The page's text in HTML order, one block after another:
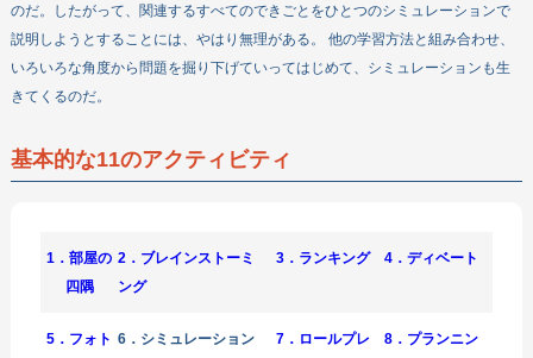
のだ。したがって、関連するすべてのできごとをひとつのシミュレーションで
説明しようとすることには、やはり無理がある。 他の学習方法と組み合わせ、
いろいろな角度から問題を掘り下げていってはじめて、シミュレーションも生
きてくるのだ。
基本的な11のアクティビティ
1．部屋の
四隅
2．ブレインストーミ
ング
3．ランキング 4．ディベート
5．フォト 6．シミュレーション
7．ロールプレ
8．プランニン